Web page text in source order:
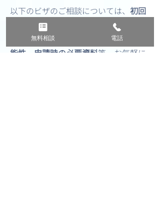
飲酒運転（DUI）歴がある
方のアメリカビザ申請
以下のビザのご相談については、 初回
30分無料で承っております。
ご自身のケースにおけるビザ発給の可
能性、申請時の必要資料等、お気軽に
無料相談 電話